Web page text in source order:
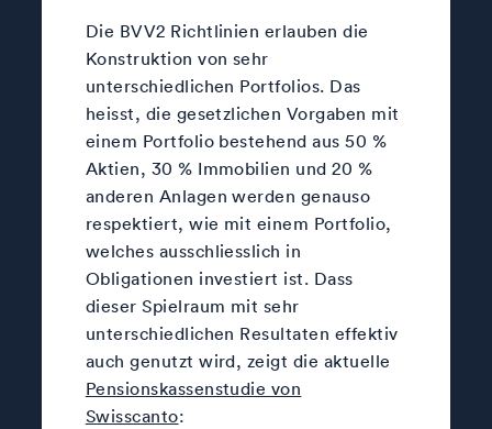
Die BVV2 Richtlinien erlauben die
Konstruktion von sehr
unterschiedlichen Portfolios. Das
heisst, die gesetzlichen Vorgaben mit
einem Portfolio bestehend aus 50 %
Aktien, 30 % Immobilien und 20 %
anderen Anlagen werden genauso
respektiert, wie mit einem Portfolio,
welches ausschliesslich in
Obligationen investiert ist. Dass
dieser Spielraum mit sehr
unterschiedlichen Resultaten effektiv
auch genutzt wird, zeigt die aktuelle
Pensionskassenstudie von
Swisscanto: